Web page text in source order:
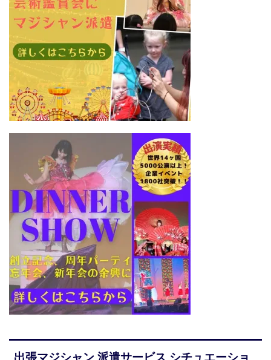
出張マジシャン 派遣サービス シチュエーショ